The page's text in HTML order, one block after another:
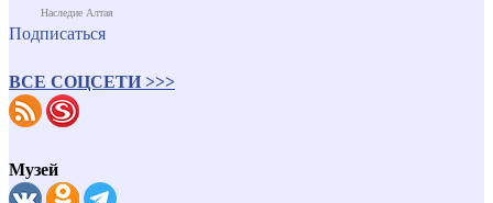
Наследие Алтая
Подписаться
ВСЕ СОЦСЕТИ >>>
Музей